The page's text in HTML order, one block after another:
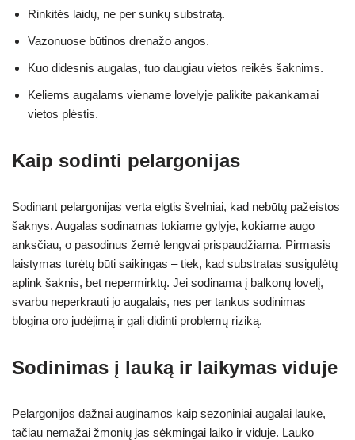
Rinkitės laidų, ne per sunkų substratą.
Vazonuose būtinos drenažo angos.
Kuo didesnis augalas, tuo daugiau vietos reikės šaknims.
Keliems augalams viename lovelyje palikite pakankamai
vietos plėstis.
Kaip sodinti pelargonijas
Sodinant pelargonijas verta elgtis švelniai, kad nebūtų pažeistos
šaknys. Augalas sodinamas tokiame gylyje, kokiame augo
anksčiau, o pasodinus žemė lengvai prispaudžiama. Pirmasis
laistymas turėtų būti saikingas – tiek, kad substratas susigulėtų
aplink šaknis, bet nepermirktų. Jei sodinama į balkonų lovelį,
svarbu neperkrauti jo augalais, nes per tankus sodinimas
blogina oro judėjimą ir gali didinti problemų riziką.
Sodinimas į lauką ir laikymas viduje
Pelargonijos dažnai auginamos kaip sezoniniai augalai lauke,
tačiau nemažai žmonių jas sėkmingai laiko ir viduje. Lauko